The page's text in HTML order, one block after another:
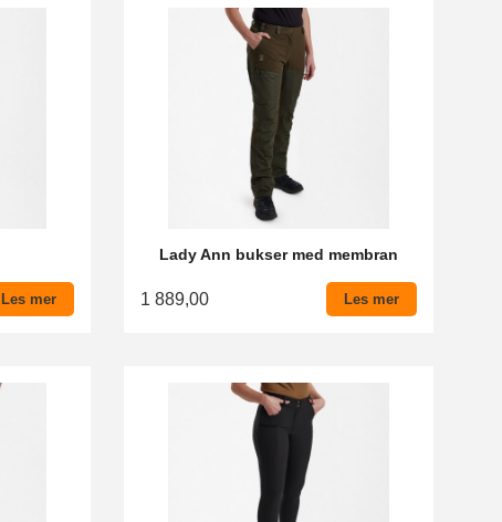
Les mer
Lady Ann bukser med membran
1 889,00 Les mer